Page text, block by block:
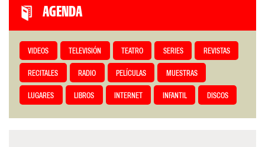
AGENDA
VIDEOS TELEVISIÓN TEATRO SERIES REVISTAS
RECITALES RADIO PELÍCULAS MUESTRAS
LUGARES LIBROS INTERNET INFANTIL DISCOS